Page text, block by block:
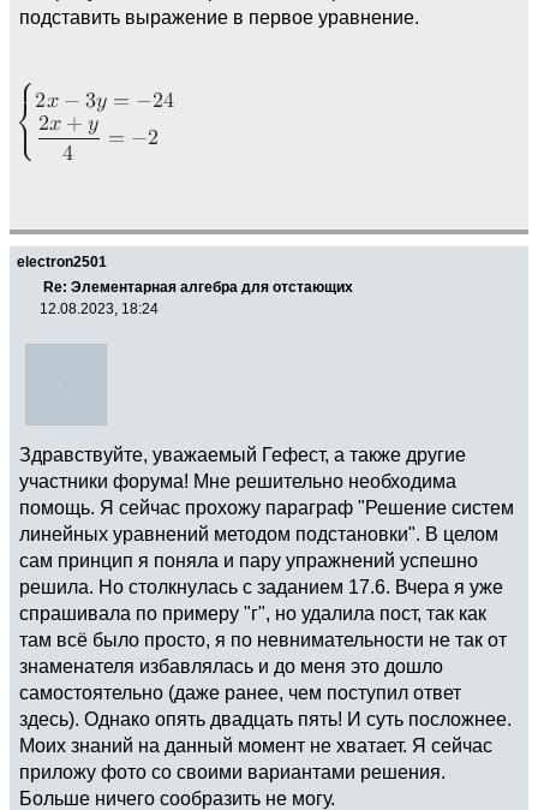
подставить выражение в первое уравнение.
electron2501
Re: Элементарная алгебра для отстающих
12.08.2023, 18:24
Здравствуйте, уважаемый Гефест, а также другие
участники форума! Мне решительно необходима
помощь. Я сейчас прохожу параграф "Решение систем
линейных уравнений методом подстановки". В целом
сам принцип я поняла и пару упражнений успешно
решила. Но столкнулась с заданием 17.6. Вчера я уже
спрашивала по примеру "г", но удалила пост, так как
там всё было просто, я по невнимательности не так от
знаменателя избавлялась и до меня это дошло
самостоятельно (даже ранее, чем поступил ответ
здесь). Однако опять двадцать пять! И суть посложнее.
Моих знаний на данный момент не хватает. Я сейчас
приложу фото со своими вариантами решения.
Больше ничего сообразить не могу.